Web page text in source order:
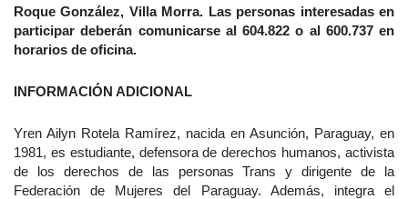
Roque González, Villa Morra. Las personas interesadas en
participar deberán comunicarse al 604.822 o al 600.737 en
horarios de oficina.
INFORMACIÓN ADICIONAL
Yren Ailyn Rotela Ramírez, nacida en Asunción, Paraguay, en
1981, es estudiante, defensora de derechos humanos, activista
de los derechos de las personas Trans y dirigente de la
Federación de Mujeres del Paraguay. Además, integra el